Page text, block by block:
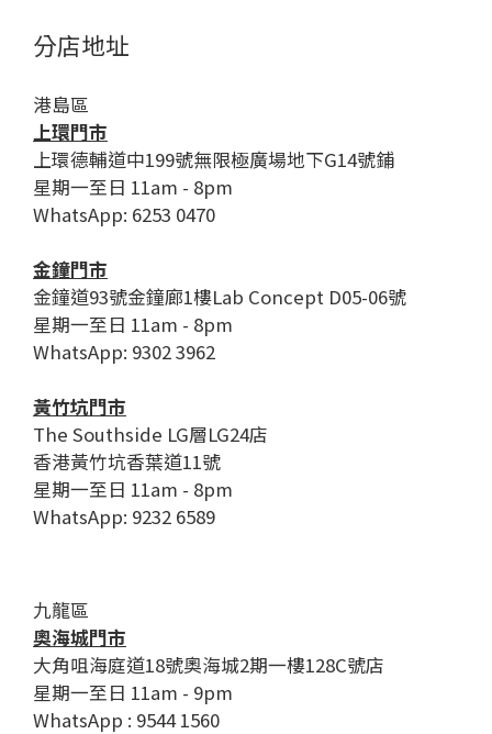
分店地址
港島區
上環門市
上環德輔道中199號無限極廣場地下G14號鋪
星期一至日 11am - 8pm
WhatsApp: 6253 0470
金鐘門市
金鐘道93號金鐘廊1樓Lab Concept D05-06號
星期一至日 11am - 8pm
WhatsApp: 9302 3962
黃竹坑門市
The Southside LG層LG24店
香港黃竹坑香葉道11號
星期一至日 11am - 8pm
WhatsApp: 9232 6589
九龍區
奧海城門市
大角咀海庭道18號奧海城2期一樓128C號店
星期一至日 11am - 9pm
WhatsApp : 9544 1560